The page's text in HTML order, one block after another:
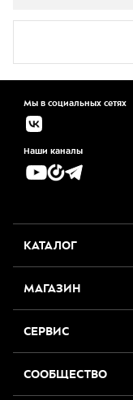
Мы в социальных сетях
Наши каналы
КАТАЛОГ
МАГАЗИН
СЕРВИС
СООБЩЕСТВО